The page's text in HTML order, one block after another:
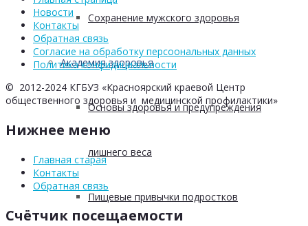
Сохранение мужского здоровья
Академия здоровья
Основы здоровья и предупреждения
лишнего веса
Пищевые привычки подростков
Новости
Контакты
Обратная связь
Согласие на обработку персоональных данных
Политика конфидициальности
© 2012-2024 КГБУЗ «Красноярский краевой Центр
общественного здоровья и медицинской профилактики»
Нижнее меню
Главная старая
Контакты
Обратная связь
Счётчик посещаемости